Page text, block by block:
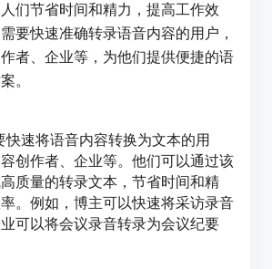
们节省时间和精力，提高工作效
要快速准确转录语音内容的用户，
者、企业等，为他们提供便捷的语
。
快速将语音内容转换为文本的用
创作者、企业等。他们可以通过该
质量的转录文本，节省时间和精
。例如，博主可以快速将采访录音
可以将会议录音转录为会议纪要